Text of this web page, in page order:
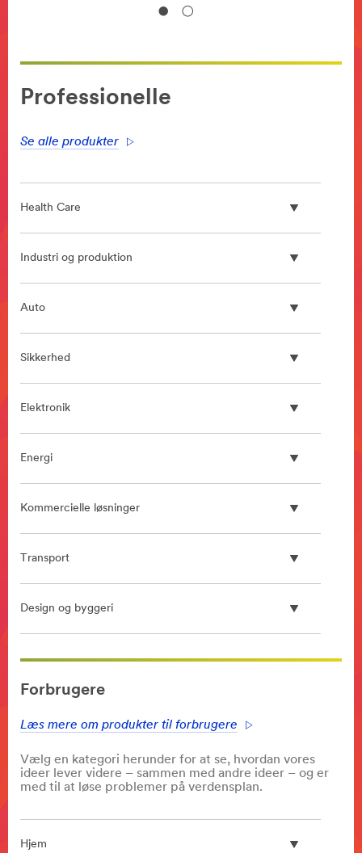
Professionelle
Se alle produkter
Health Care
Industri og produktion
Auto
Sikkerhed
Elektronik
Energi
Kommercielle løsninger
Transport
Design og byggeri
**Site
area
**
Manufacturing-
***
url**
and-
Forbrugere
Læs mere om produkter til forbrugere
Vælg en kategori herunder for at se, hvordan vores
ideer lever videre – sammen med andre ideer – og er
med til at løse problemer på verdensplan.
Hjem